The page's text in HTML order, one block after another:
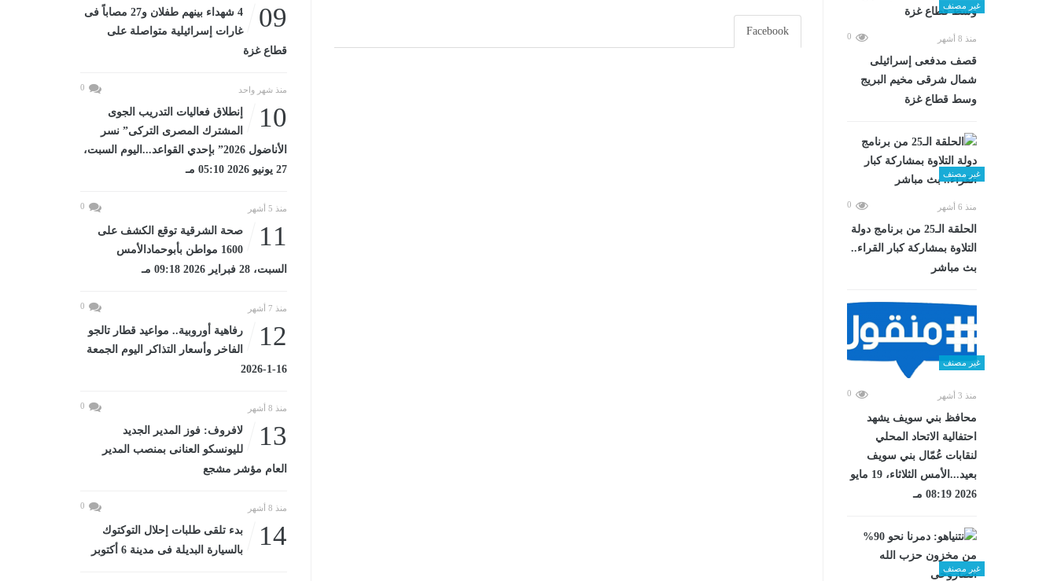
غير مصنف
منذ 8 أشهر 0
قصف مدفعى إسرائيلى
شمال شرقى مخيم البريج
وسط قطاع غزة
غير مصنف
منذ 6 أشهر 0
الحلقة الـ25 من برنامج دولة
التلاوة بمشاركة كبار القراء..
بث مباشر
غير مصنف
منذ 3 أشهر 0
محافظ بني سويف يشهد
احتفالية الاتحاد المحلي
لنقابات عُمّال بني سويف
بعيد...الأمس الثلاثاء، 19 مايو
2026 08:19 مـ
غير مصنف
Facebook
09
4 شهداء بينهم طفلان و27 مصاباً فى
غارات إسرائيلية متواصلة على
قطاع غزة
منذ شهر واحد 0
10
إنطلاق فعاليات التدريب الجوى
المشترك المصرى التركى” نسر
الأناضول 2026” بإحدي القواعد...اليوم السبت،
27 يونيو 2026 05:10 مـ
منذ 5 أشهر 0
11
صحة الشرقية توقع الكشف على
1600 مواطن بأبوحمادالأمس
السبت، 28 فبراير 2026 09:18 مـ
منذ 7 أشهر 0
12
رفاهية أوروبية.. مواعيد قطار تالجو
الفاخر وأسعار التذاكر اليوم الجمعة
16-1-2026
منذ 8 أشهر 0
13
لافروف: فوز المدير الجديد
لليونسكو العنانى بمنصب المدير
العام مؤشر مشجع
منذ 8 أشهر 0
14
بدء تلقى طلبات إحلال التوكتوك
بالسيارة البديلة فى مدينة 6 أكتوبر